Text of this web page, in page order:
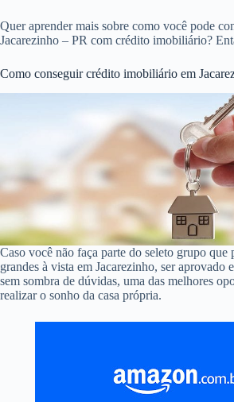
Quer aprender mais sobre como você pode
Jacarezinho – PR com crédito imobiliário?
Como conseguir crédito imobiliário em
Caso você não faça parte do seleto grupo que
grandes à vista em Jacarezinho, ser aprovado
sem sombra de dúvidas, uma das melhores
realizar o sonho da casa própria.